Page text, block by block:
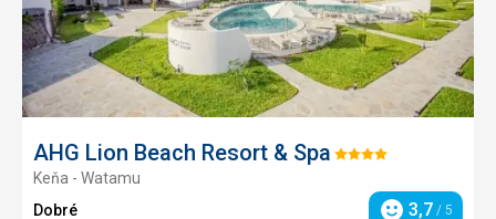
AHG Lion Beach Resort & Spa Hodnocení:
Keňa - Watamu
Dobré
3,7 / 5